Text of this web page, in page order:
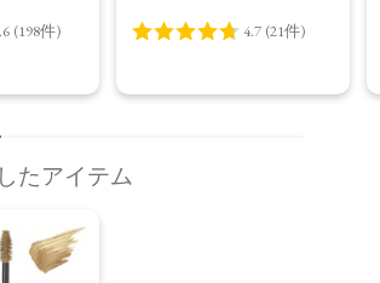
たアイテム